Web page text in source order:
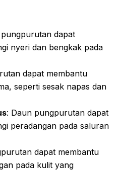
dapat
nyeri dan bengkak pada
dapat membantu
seperti sesak napas dan
: Daun pungpurutan dapat
peradangan pada saluran
dapat membantu
pada kulit yang